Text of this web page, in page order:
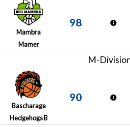
Mambra
Mamer
98
M-
Bascharage
Hedgehogs B
90